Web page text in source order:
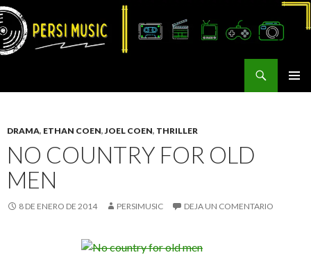
DRAMA, ETHAN COEN,JOEL COEN, THRILLER
NO COUNTRY FOR OLD
MEN
8 DE ENERO DE 2014 PERSIMUSIC DEJA UN COMENTARIO